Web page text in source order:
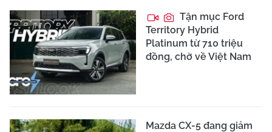
Tận mục Ford
Territory Hybrid
Platinum từ 710 triệu
đồng, chờ về Việt Nam
Mazda CX-5 đang giảm